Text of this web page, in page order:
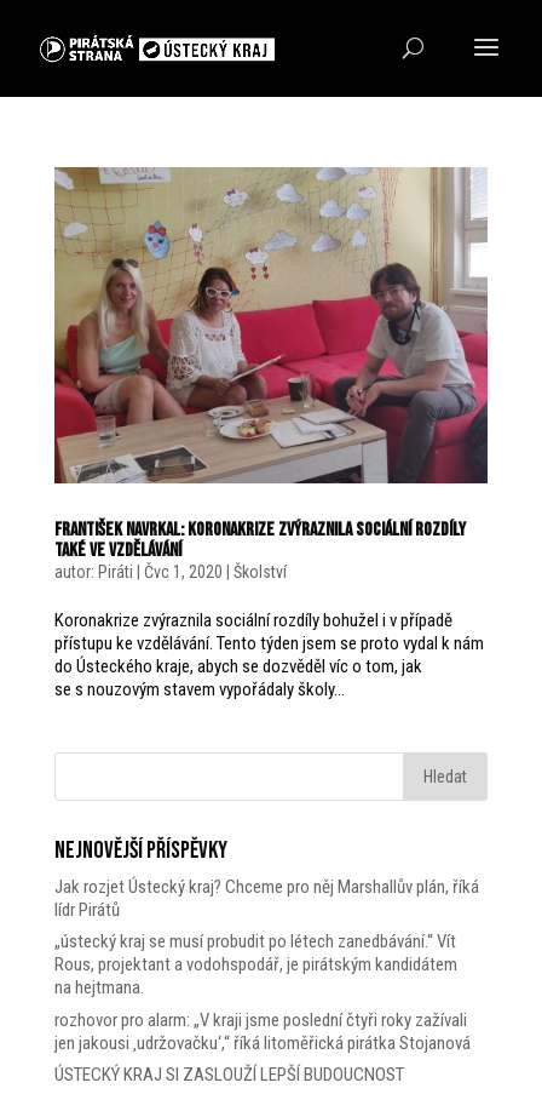
František Navrkal: Koronakrize zvýraznila sociální rozdíly
také ve vzdělávání
autor: Piráti | Čvc 1, 2020 | Školství
Koronakrize zvýraznila sociální rozdíly bohužel i v případě
přístupu ke vzdělávání. Tento týden jsem se proto vydal k nám
do Ústeckého kraje, abych se dozvěděl víc o tom, jak
se s nouzovým stavem vypořádaly školy...
Nejnovější příspěvky
Jak rozjet Ústecký kraj? Chceme pro něj Marshallův plán, říká
lídr Pirátů
„ústecký kraj se musí probudit po létech zanedbávání.“ Vít
Rous, projektant a vodohspodář, je pirátským kandidátem
na hejtmana.
rozhovor pro alarm: „V kraji jsme poslední čtyři roky zažívali
jen jakousi ‚udržovačku‘,“ říká litoměřická pirátka Stojanová
ÚSTECKÝ KRAJ SI ZASLOUŽÍ LEPŠÍ BUDOUCNOST